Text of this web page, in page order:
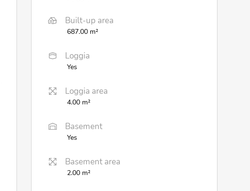
Built-up area
687.00 m²
Loggia
Yes
Loggia area
4.00 m²
Basement
Yes
Basement area
2.00 m²